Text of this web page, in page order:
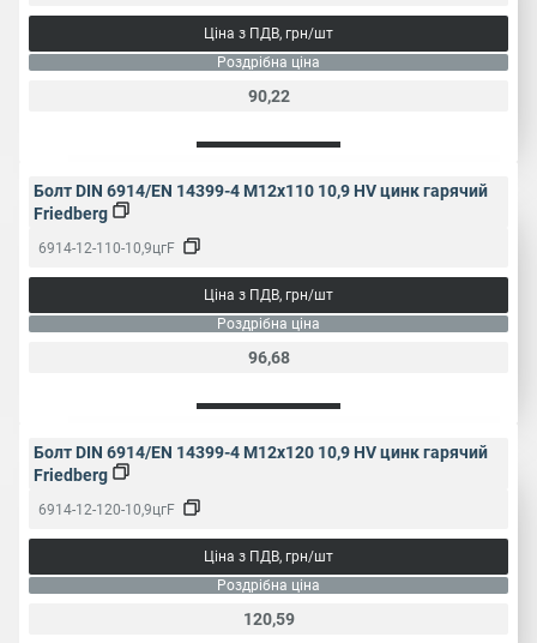
Ціна з ПДВ, грн/шт
Роздрібна ціна
90,22
Болт DIN 6914/EN 14399-4 M12x110 10,9 HV цинк гарячий
Friedberg
6914-12-110-10,9цгF
Ціна з ПДВ, грн/шт
Роздрібна ціна
96,68
Болт DIN 6914/EN 14399-4 M12x120 10,9 HV цинк гарячий
Friedberg
6914-12-120-10,9цгF
Ціна з ПДВ, грн/шт
Роздрібна ціна
120,59